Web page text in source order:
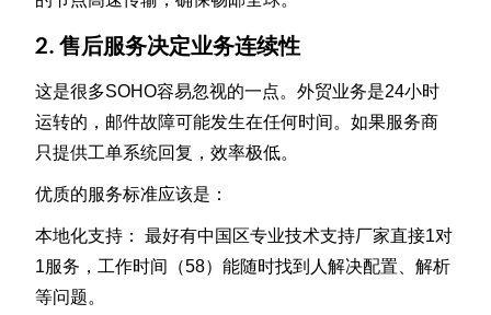
2. 售后服务决定业务连续性
这是很多SOHO容易忽视的一点。外贸业务是24小时
运转的，邮件故障可能发生在任何时间。如果服务商
只提供工单系统回复，效率极低。
优质的服务标准应该是：
本地化支持： 最好有中国区专业技术支持厂家直接1对
1服务，工作时间（58）能随时找到人解决配置、解析
等问题。